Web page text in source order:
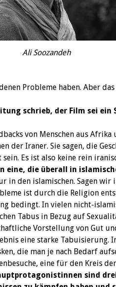
Ali Soozandeh
Probleme haben. Aber
schrieb, der Film sei
von Menschen aus
der Iraner. Sie sagen, die
sein. Es ist also keine rein
eine, die überall in
in den islamischen. Sagen
ist durch die Religion
bedingt. In vielen nicht-
Tabus in Bezug auf
Vorstellung von Gut
eine starke Tabuisierung.
die man je nach Bedarf
eine für den Kreis
sind